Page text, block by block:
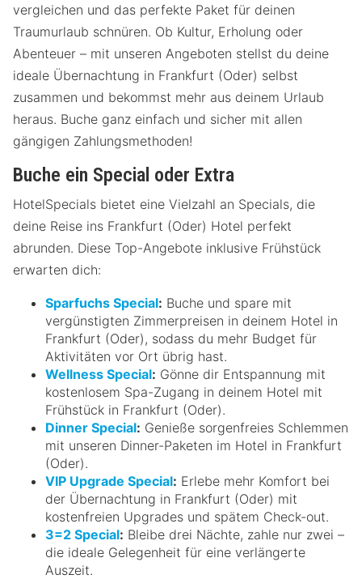
vergleichen und das perfekte Paket für deinen
Traumurlaub schnüren. Ob Kultur, Erholung oder
Abenteuer – mit unseren Angeboten stellst du deine
ideale Übernachtung in Frankfurt (Oder) selbst
zusammen und bekommst mehr aus deinem Urlaub
heraus. Buche ganz einfach und sicher mit allen
gängigen Zahlungsmethoden!
Buche ein Special oder Extra
HotelSpecials bietet eine Vielzahl an Specials, die
deine Reise ins Frankfurt (Oder) Hotel perfekt
abrunden. Diese Top-Angebote inklusive Frühstück
erwarten dich:
Sparfuchs Special: Buche und spare mit
vergünstigten Zimmerpreisen in deinem Hotel in
Frankfurt (Oder), sodass du mehr Budget für
Aktivitäten vor Ort übrig hast.
Wellness Special: Gönne dir Entspannung mit
kostenlosem Spa-Zugang in deinem Hotel mit
Frühstück in Frankfurt (Oder).
Dinner Special: Genieße sorgenfreies Schlemmen
mit unseren Dinner-Paketen im Hotel in Frankfurt
(Oder).
VIP Upgrade Special: Erlebe mehr Komfort bei
der Übernachtung in Frankfurt (Oder) mit
kostenfreien Upgrades und spätem Check-out.
3=2 Special: Bleibe drei Nächte, zahle nur zwei –
die ideale Gelegenheit für eine verlängerte
Auszeit.